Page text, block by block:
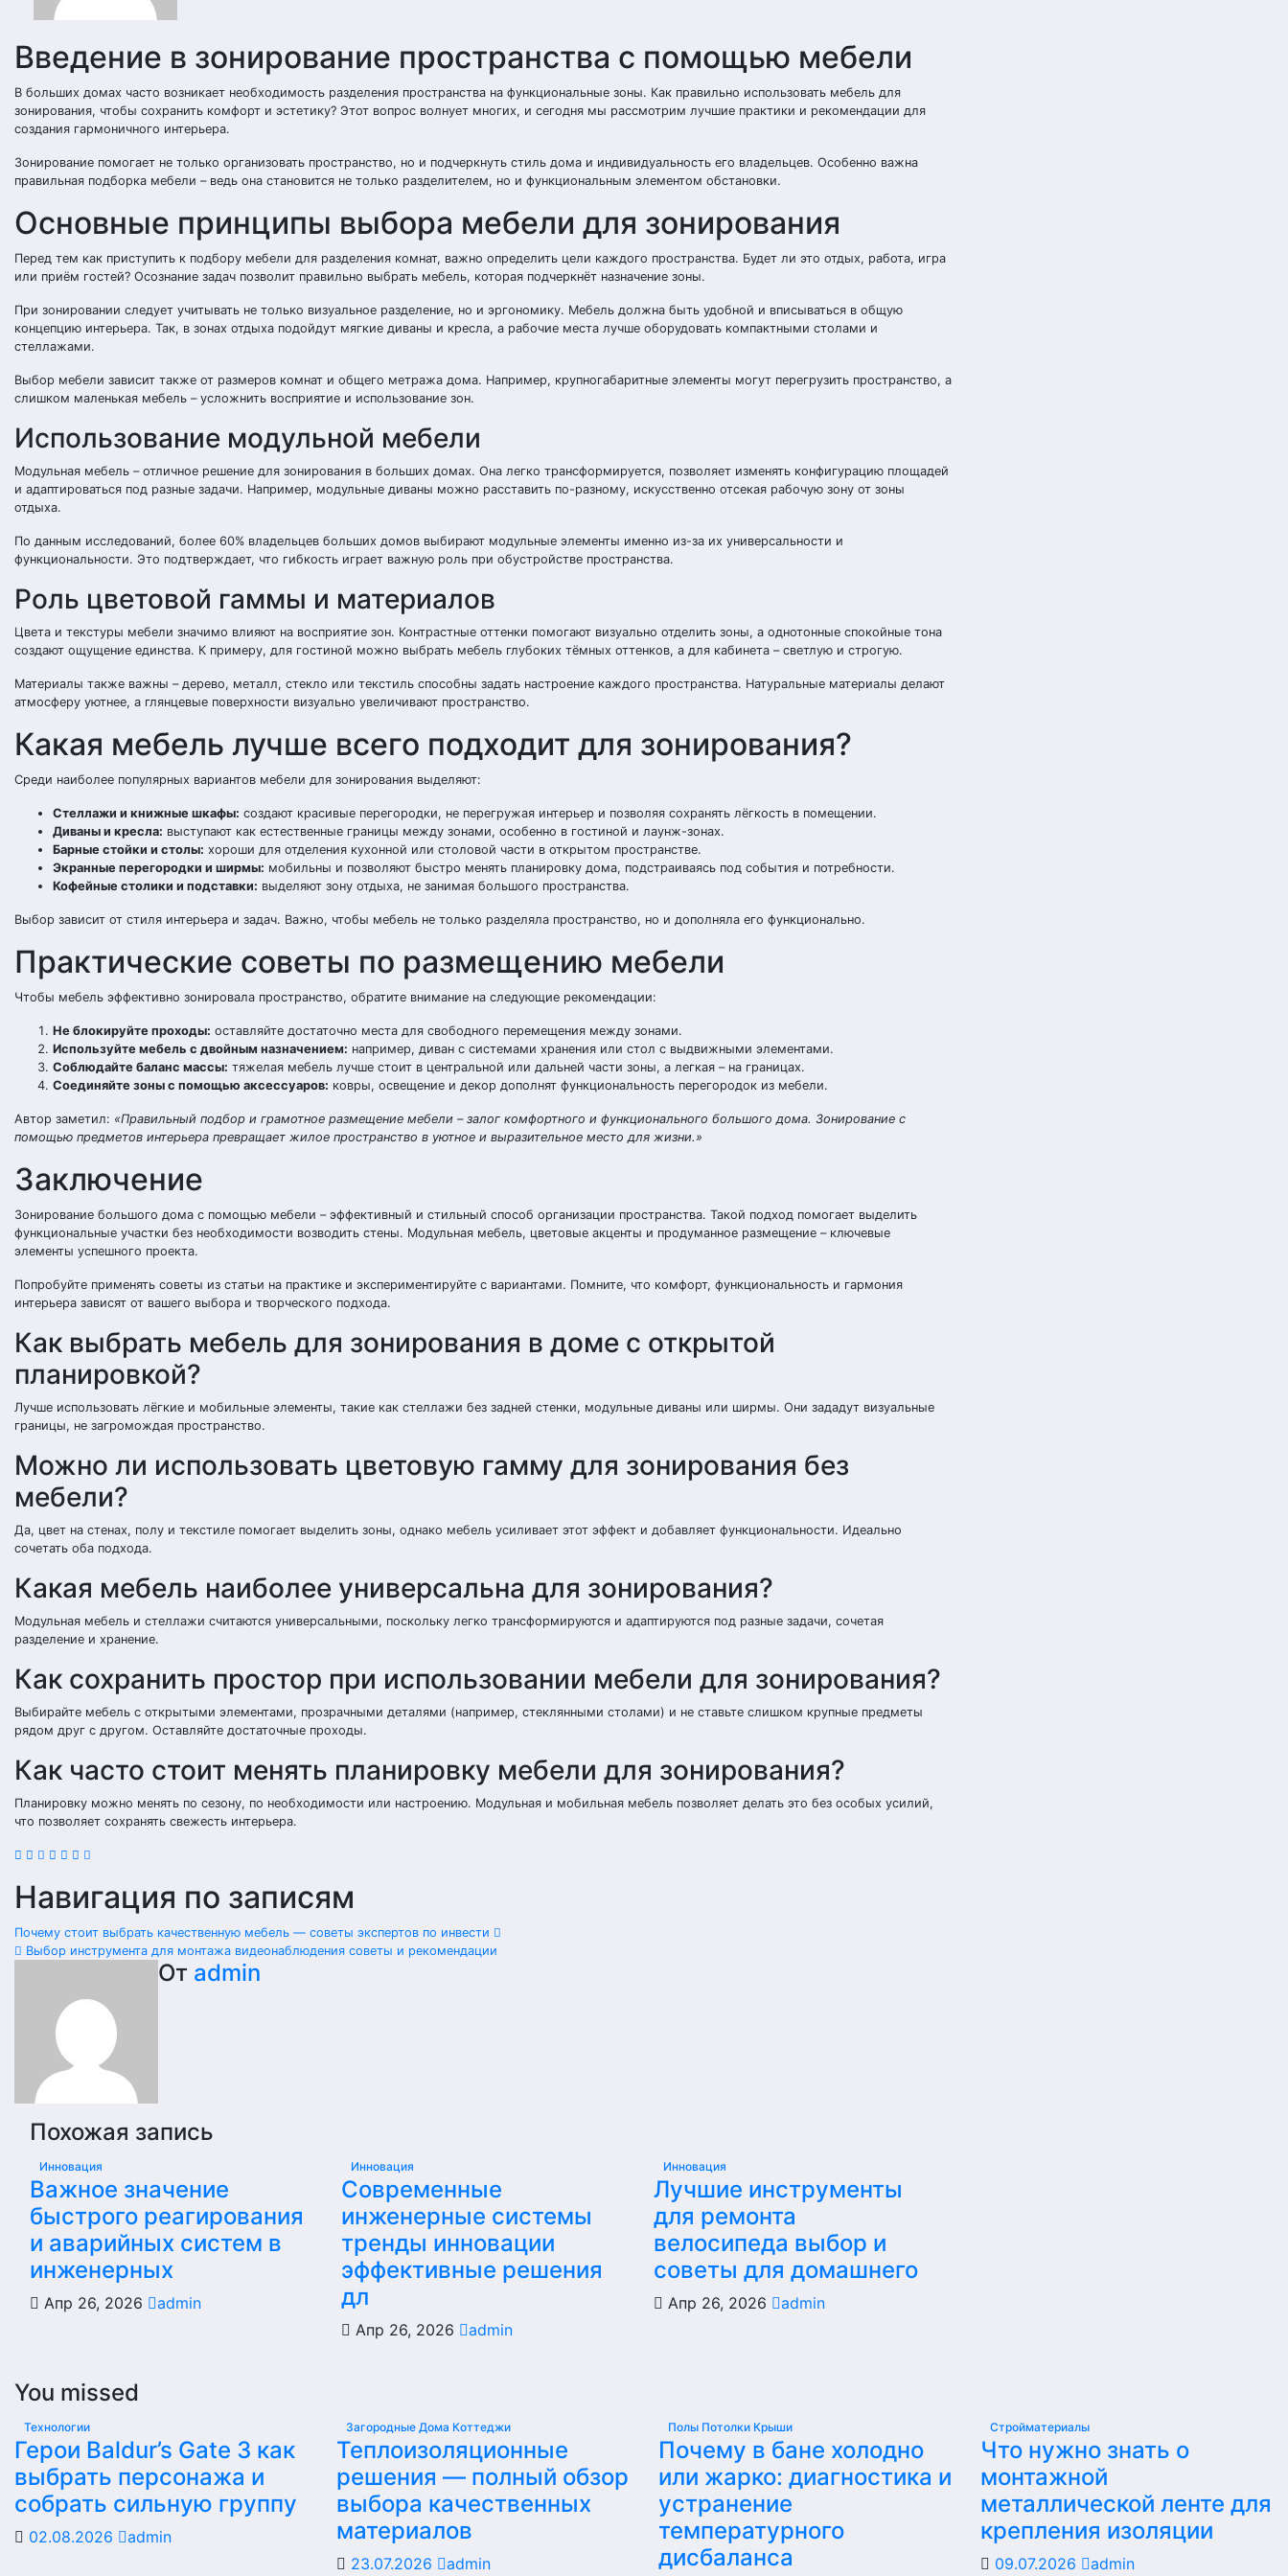
Введение в зонирование пространства с помощью мебели
В больших домах часто возникает необходимость разделения пространства на функциональные зоны. Как правильно использовать мебель для
зонирования, чтобы сохранить комфорт и эстетику? Этот вопрос волнует многих, и сегодня мы рассмотрим лучшие практики и рекомендации для
создания гармоничного интерьера.
Зонирование помогает не только организовать пространство, но и подчеркнуть стиль дома и индивидуальность его владельцев. Особенно важна
правильная подборка мебели – ведь она становится не только разделителем, но и функциональным элементом обстановки.
Основные принципы выбора мебели для зонирования
Перед тем как приступить к подбору мебели для разделения комнат, важно определить цели каждого пространства. Будет ли это отдых, работа, игра
или приём гостей? Осознание задач позволит правильно выбрать мебель, которая подчеркнёт назначение зоны.
При зонировании следует учитывать не только визуальное разделение, но и эргономику. Мебель должна быть удобной и вписываться в общую
концепцию интерьера. Так, в зонах отдыха подойдут мягкие диваны и кресла, а рабочие места лучше оборудовать компактными столами и
стеллажами.
Выбор мебели зависит также от размеров комнат и общего метража дома. Например, крупногабаритные элементы могут перегрузить пространство, а
слишком маленькая мебель – усложнить восприятие и использование зон.
Использование модульной мебели
Модульная мебель – отличное решение для зонирования в больших домах. Она легко трансформируется, позволяет изменять конфигурацию площадей
и адаптироваться под разные задачи. Например, модульные диваны можно расставить по-разному, искусственно отсекая рабочую зону от зоны
отдыха.
По данным исследований, более 60% владельцев больших домов выбирают модульные элементы именно из-за их универсальности и
функциональности. Это подтверждает, что гибкость играет важную роль при обустройстве пространства.
Роль цветовой гаммы и материалов
Цвета и текстуры мебели значимо влияют на восприятие зон. Контрастные оттенки помогают визуально отделить зоны, а однотонные спокойные тона
создают ощущение единства. К примеру, для гостиной можно выбрать мебель глубоких тёмных оттенков, а для кабинета – светлую и строгую.
Материалы также важны – дерево, металл, стекло или текстиль способны задать настроение каждого пространства. Натуральные материалы делают
атмосферу уютнее, а глянцевые поверхности визуально увеличивают пространство.
Какая мебель лучше всего подходит для зонирования?
Среди наиболее популярных вариантов мебели для зонирования выделяют:
Стеллажи и книжные шкафы: создают красивые перегородки, не перегружая интерьер и позволяя сохранять лёгкость в помещении.
Диваны и кресла: выступают как естественные границы между зонами, особенно в гостиной и лаунж-зонах.
Барные стойки и столы: хороши для отделения кухонной или столовой части в открытом пространстве.
Экранные перегородки и ширмы: мобильны и позволяют быстро менять планировку дома, подстраиваясь под события и потребности.
Кофейные столики и подставки: выделяют зону отдыха, не занимая большого пространства.
Выбор зависит от стиля интерьера и задач. Важно, чтобы мебель не только разделяла пространство, но и дополняла его функционально.
Практические советы по размещению мебели
Чтобы мебель эффективно зонировала пространство, обратите внимание на следующие рекомендации:
Не блокируйте проходы: оставляйте достаточно места для свободного перемещения между зонами.
Используйте мебель с двойным назначением: например, диван с системами хранения или стол с выдвижными элементами.
Соблюдайте баланс массы: тяжелая мебель лучше стоит в центральной или дальней части зоны, а легкая – на границах.
Соединяйте зоны с помощью аксессуаров: ковры, освещение и декор дополнят функциональность перегородок из мебели.
Автор заметил: «Правильный подбор и грамотное размещение мебели – залог комфортного и функционального большого дома. Зонирование с
помощью предметов интерьера превращает жилое пространство в уютное и выразительное место для жизни.»
Заключение
Зонирование большого дома с помощью мебели – эффективный и стильный способ организации пространства. Такой подход помогает выделить
функциональные участки без необходимости возводить стены. Модульная мебель, цветовые акценты и продуманное размещение – ключевые
элементы успешного проекта.
Попробуйте применять советы из статьи на практике и экспериментируйте с вариантами. Помните, что комфорт, функциональность и гармония
интерьера зависят от вашего выбора и творческого подхода.
Как выбрать мебель для зонирования в доме с открытой
планировкой?
Лучше использовать лёгкие и мобильные элементы, такие как стеллажи без задней стенки, модульные диваны или ширмы. Они зададут визуальные
границы, не загромождая пространство.
Можно ли использовать цветовую гамму для зонирования без
мебели?
Да, цвет на стенах, полу и текстиле помогает выделить зоны, однако мебель усиливает этот эффект и добавляет функциональности. Идеально
сочетать оба подхода.
Какая мебель наиболее универсальна для зонирования?
Модульная мебель и стеллажи считаются универсальными, поскольку легко трансформируются и адаптируются под разные задачи, сочетая
разделение и хранение.
Как сохранить простор при использовании мебели для зонирования?
Выбирайте мебель с открытыми элементами, прозрачными деталями (например, стеклянными столами) и не ставьте слишком крупные предметы
рядом друг с другом. Оставляйте достаточные проходы.
Как часто стоит менять планировку мебели для зонирования?
Планировку можно менять по сезону, по необходимости или настроению. Модульная и мобильная мебель позволяет делать это без особых усилий,
что позволяет сохранять свежесть интерьера.
Навигация по записям
Почему стоит выбрать качественную мебель — советы экспертов по инвести
Выбор инструмента для монтажа видеонаблюдения советы и рекомендации
От admin
Похожая запись
Инновация
Важное значение
быстрого реагирования
и аварийных систем в
инженерных
Апр 26, 2026 admin
Инновация
Современные
инженерные системы
тренды инновации
эффективные решения
дл
Апр 26, 2026 admin
Инновация
Лучшие инструменты
для ремонта
велосипеда выбор и
советы для домашнего
Апр 26, 2026 admin
You missed
Технологии
Герои Baldur’s Gate 3 как
выбрать персонажа и
собрать сильную группу
02.08.2026 admin
Загородные Дома Коттеджи
Теплоизоляционные
решения — полный обзор
выбора качественных
материалов
23.07.2026 admin
Полы Потолки Крыши
Почему в бане холодно
или жарко: диагностика и
устранение
температурного
дисбаланса
Стройматериалы
Что нужно знать о
монтажной
металлической ленте для
крепления изоляции
09.07.2026 admin